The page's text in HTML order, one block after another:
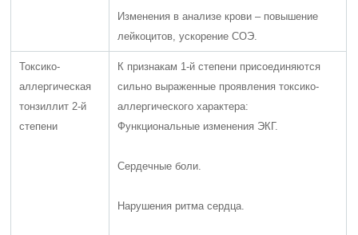
Изменения в анализе крови – повышение
лейкоцитов, ускорение СОЭ.
Токсико-
аллергическая
тонзиллит 2-й
степени
К признакам 1-й степени присоединяются
сильно выраженные проявления токсико-
аллергического характера:
Функциональные изменения ЭКГ.
Сердечные боли.
Нарушения ритма сердца.